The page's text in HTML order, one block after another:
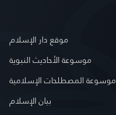
موقع دار الإسلام
موسوعة الأحاديث النبوية
موسوعة المصطلحات الإسلامية
بيان الإسلام